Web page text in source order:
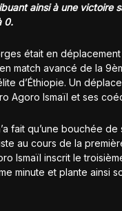
ainsi à une victoire
0.
était en
match avancé de la
d’Éthiopie. Un
Agoro Ismaïl et ses
fait qu’une bouchée
au cours de la
Ismaïl inscrit le
minute et plante ainsi